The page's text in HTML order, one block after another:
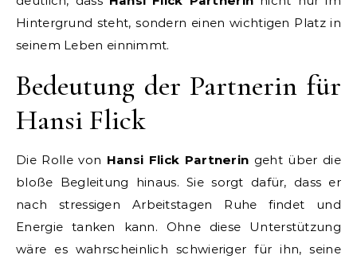
Hintergrund steht, sondern einen wichtigen Platz in
seinem Leben einnimmt.
Bedeutung der Partnerin für
Hansi Flick
Die Rolle von Hansi Flick Partnerin geht über die
bloße Begleitung hinaus. Sie sorgt dafür, dass er
nach stressigen Arbeitstagen Ruhe findet und
Energie tanken kann. Ohne diese Unterstützung
wäre es wahrscheinlich schwieriger für ihn, seine